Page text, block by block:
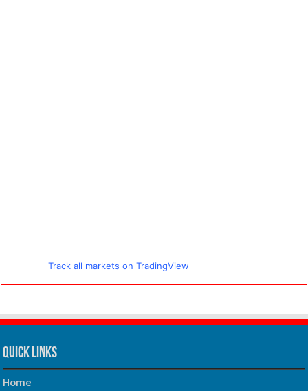
Track all markets on TradingView
Quick Links
Home